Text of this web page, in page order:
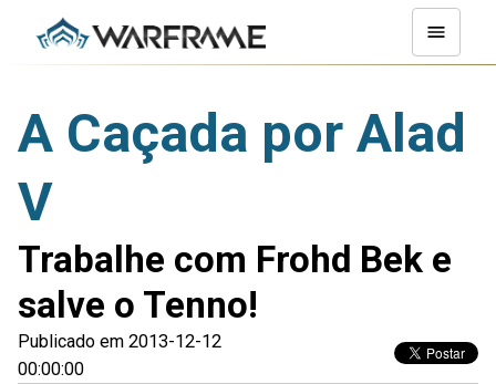
A Caçada por Alad
V
Trabalhe com Frohd Bek e
salve o Tenno!
Publicado em 2013-12-12
00:00:00